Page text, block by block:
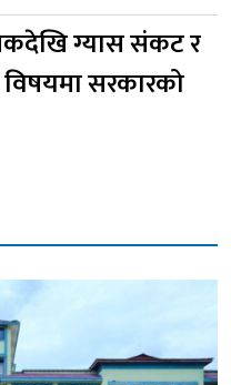
ग्यास संकट र
सरकारको